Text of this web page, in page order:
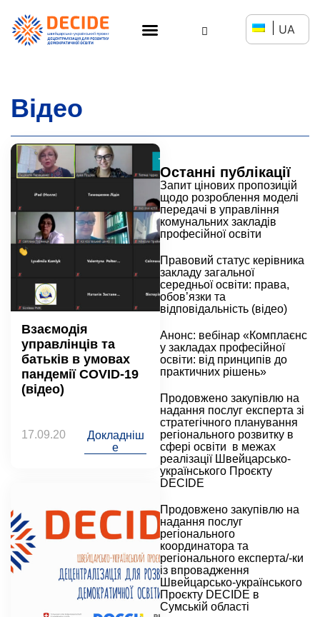
UA
Відео
Взаємодія
управлінців та
батьків в умовах
пандемії COVID-19
(відео)
17.09.20
Докладніш
е
Останні публікації
Запит цінових пропозицій
щодо розроблення моделі
передачі в управління
комунальних закладів
професійної освіти
Правовий статус керівника
закладу загальної
середньої освіти: права,
обов’язки та
відповідальність (відео)
Анонс: вебінар «Комплаєнс
у закладах професійної
освіти: від принципів до
практичних рішень»
Продовжено закупівлю на
надання послуг експерта зі
стратегічного планування
регіонального розвитку в
сфері освіти в межах
реалізації Швейцарсько-
українського Проєкту
DECIDE
Продовжено закупівлю на
надання послуг
регіонального
координатора та
регіонального експерта/-ки
із впровадження
Швейцарсько-українського
Проєкту DECIDE в
Сумській області